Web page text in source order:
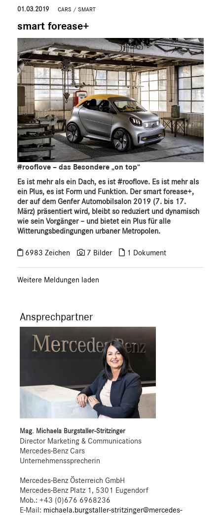
01.03.2019 CARS / SMART
smart forease+
#rooflove – das Besondere „on top“
Es ist mehr als ein Dach, es ist #rooflove. Es ist mehr als
ein Plus, es ist Form und Funktion. Der smart forease+,
der auf dem Genfer Automobilsalon 2019 (7. bis 17.
März) präsentiert wird, bleibt so reduziert und dynamisch
wie sein Vorgänger – und bietet ein Plus für alle
Witterungsbedingungen urbaner Metropolen.
6983 Zeichen 7 Bilder 1 Dokument
Weitere Meldungen laden
Ansprechpartner
Mag. Michaela Burgstaller-Stritzinger
Director Marketing & Communications
Mercedes-Benz Cars
Unternehmenssprecherin
Mercedes-Benz Österreich GmbH
Mercedes-Benz Platz 1, 5301 Eugendorf
Mob.: +43 (0)676 6968236
E-Mail: michaela.burgstaller-stritzinger@mercedes-